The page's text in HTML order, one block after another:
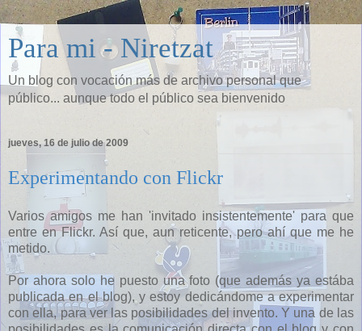
Para mi - Niretzat
Un blog con vocación más de archivo personal que
público... aunque todo el público sea bienvenido
jueves, 16 de julio de 2009
Experimentando con Flickr
Varios amigos me han 'invitado insistentemente' para que
entre en Flickr. Así que, aun reticente, pero ahí que me he
metido.
Por ahora solo he puesto una foto (que además ya estába
publicada en el blog), y estoy dedicándome a experimentar
con ella, para ver las posibilidades del invento. Y una de las